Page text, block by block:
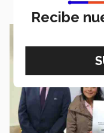
Recibe